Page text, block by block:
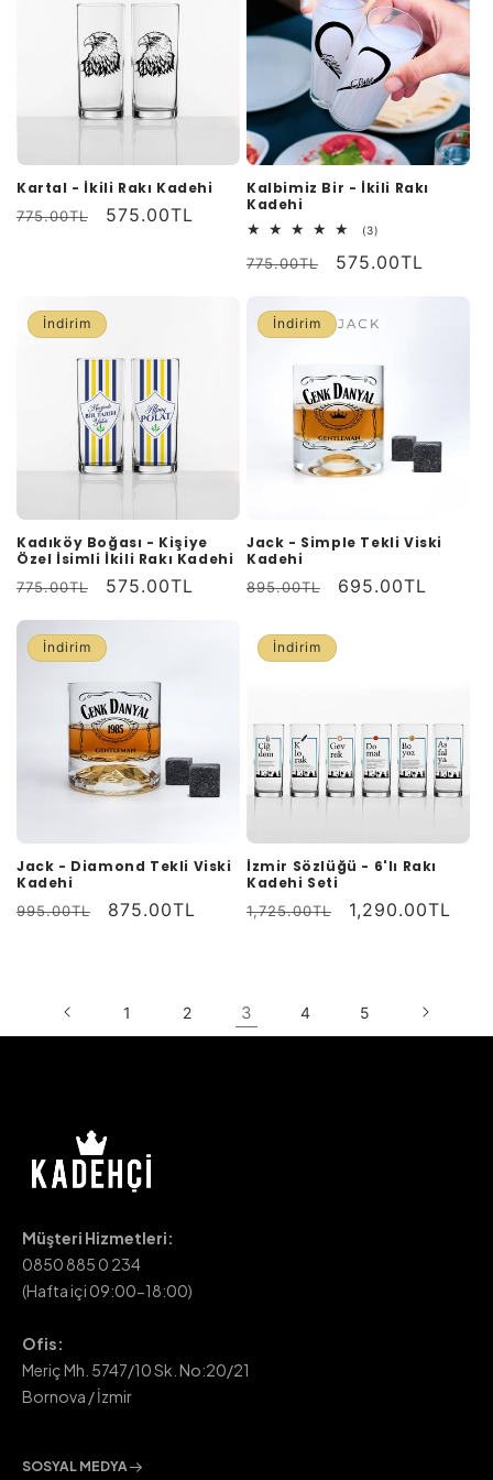
Kartal - İkili Rakı Kadehi
Normal
775.00TL
İndirimli
575.00TL
Kalbimiz Bir - İkili Rakı
Kadehi
(3)
değerlendirme
Normal
775.00TL
İndirimli
575.00TL
İndirim
Kadıköy Boğası - Kişiye
Özel İsimli İkili Rakı Kadehi
Normal
775.00TL
İndirimli
575.00TL
İndirim
Jack - Simple Tekli Viski
Kadehi
Normal
895.00TL
İndirimli
695.00TL
İndirim
Jack - Diamond Tekli Viski
Kadehi
Normal
995.00TL
İndirimli
875.00TL
İndirim
İzmir Sözlüğü - 6'lı Rakı
Kadehi Seti
Normal
1,725.00TL
İndirimli
1,290.00TL
1 2 3 4 5
Müşteri Hizmetleri:
0850 885 0 234
(Hafta içi 09:00-18:00)
Ofis:
Meriç Mh. 5747/10 Sk. No:20/21
Bornova / İzmir
SOSYAL MEDYA